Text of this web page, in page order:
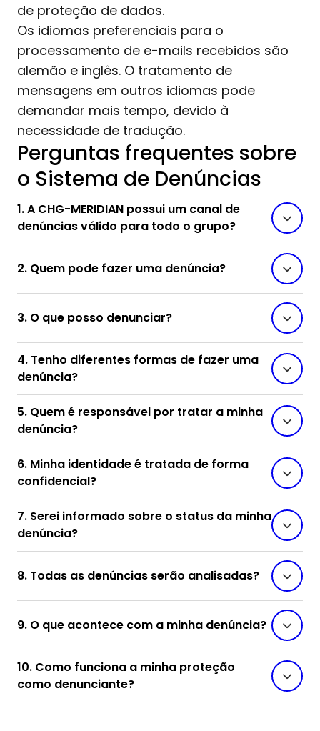
de proteção de dados.
Os idiomas preferenciais para o
processamento de e-mails recebidos são
alemão e inglês. O tratamento de
mensagens em outros idiomas pode
demandar mais tempo, devido à
necessidade de tradução.
Perguntas frequentes sobre
o Sistema de Denúncias
1. A CHG-MERIDIAN possui um canal de
denúncias válido para todo o grupo?
2. Quem pode fazer uma denúncia?
3. O que posso denunciar?
4. Tenho diferentes formas de fazer uma
denúncia?
5. Quem é responsável por tratar a minha
denúncia?
6. Minha identidade é tratada de forma
confidencial?
7. Serei informado sobre o status da minha
denúncia?
8. Todas as denúncias serão analisadas?
9. O que acontece com a minha denúncia?
10. Como funciona a minha proteção
como denunciante?